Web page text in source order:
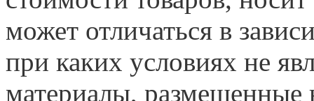
может отличаться в
при каких условиях не
материалы, размещенные